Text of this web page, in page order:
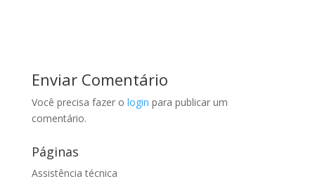
Enviar Comentário
Você precisa fazer o login para publicar um
comentário.
Páginas
Assistência técnica